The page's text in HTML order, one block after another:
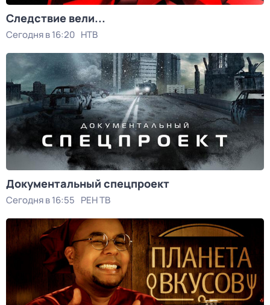
Следствие вели...
Сегодня в 16:20 НТВ
Документальный спецпроект
Сегодня в 16:55 РЕН ТВ